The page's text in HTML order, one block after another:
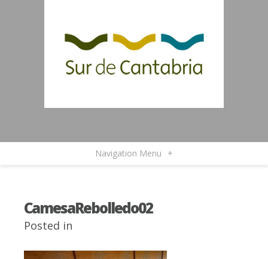
Navigation Menu +
CamesaRebolledo02
Posted in